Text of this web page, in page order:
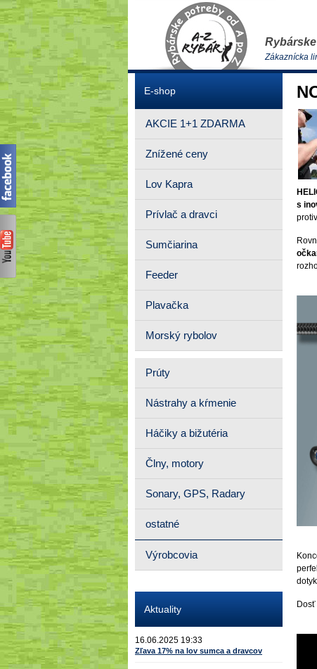
Zákaznícka
s
E-shop
AKCIE 1+1 ZDARMA
Znížené ceny
Lov Kapra
Prívlač a dravci
Sumčiarina
Feeder
Plavačka
Morský rybolov
Prúty
Nástrahy a kŕmenie
Háčiky a bižutéria
Člny, motory
Sonary, GPS, Radary
ostatné
Výrobcovia
Aktuality
16.06.2025 19:33
Zľava 17% na lov sumca a dravcov